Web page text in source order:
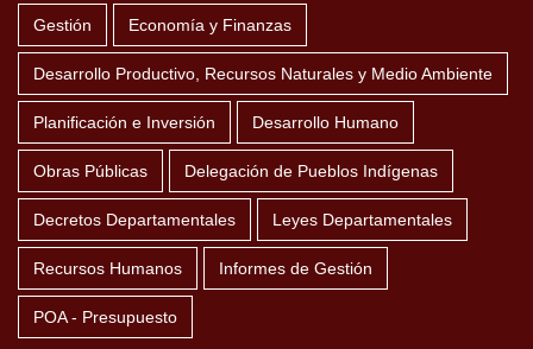
Gestión Economía y Finanzas
Desarrollo Productivo, Recursos Naturales y Medio Ambiente
Planificación e Inversión Desarrollo Humano
Obras Públicas Delegación de Pueblos Indígenas
Decretos Departamentales Leyes Departamentales
Recursos Humanos Informes de Gestión
POA - Presupuesto